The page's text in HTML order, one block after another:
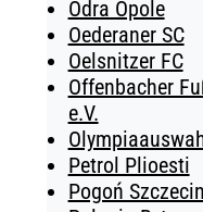
Odra Opole
Oederaner SC
Oelsnitzer FC
Offenbacher
e.V.
Petrol Plioesti
Pogoń Szczecin